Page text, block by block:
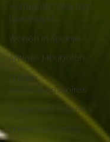
Verhuizen naar het
buitenland
Wonen in Spanje
Antieke Meubelen
Unieke
Woonaccessoires
Opgezette Dieren
Unieke Decoratie